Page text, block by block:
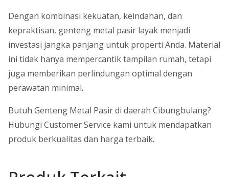
Dengan kombinasi kekuatan, keindahan, dan
kepraktisan, genteng metal pasir layak menjadi
investasi jangka panjang untuk properti Anda. Material
ini tidak hanya mempercantik tampilan rumah, tetapi
juga memberikan perlindungan optimal dengan
perawatan minimal.
Butuh Genteng Metal Pasir di daerah Cibungbulang?
Hubungi Customer Service kami untuk mendapatkan
produk berkualitas dan harga terbaik.